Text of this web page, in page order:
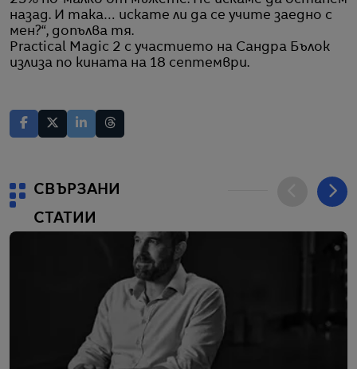
назад. И така… искате ли да се учите заедно с
мен?“, допълва тя.
Practical Magic 2 с участието на Сандра Бълок
излиза по кината на 18 септември.
СВЪРЗАНИ
СТАТИИ